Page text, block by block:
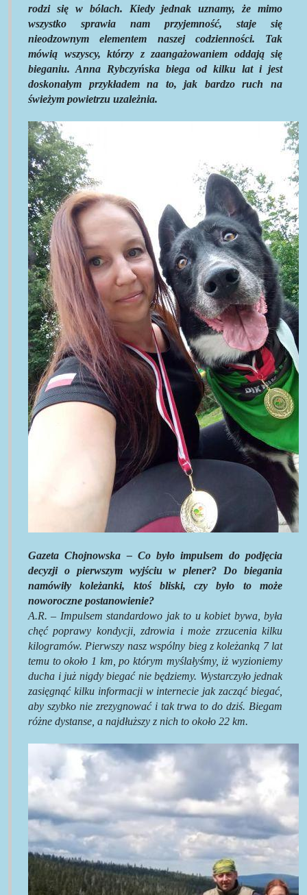
rodzi się w bólach. Kiedy jednak uznamy, że mimo
wszystko sprawia nam przyjemność, staje się
nieodzownym elementem naszej codzienności. Tak
mówią wszyscy, którzy z zaangażowaniem oddają się
bieganiu. Anna Rybczyńska biega od kilku lat i jest
doskonałym przykładem na to, jak bardzo ruch na
świeżym powietrzu uzależnia.
Gazeta Chojnowska – Co było impulsem do podjęcia
decyzji o pierwszym wyjściu w plener? Do biegania
namówiły koleżanki, ktoś bliski, czy było to może
noworoczne postanowienie?
A.R. – Impulsem standardowo jak to u kobiet bywa, była
chęć poprawy kondycji, zdrowia i może zrzucenia kilku
kilogramów. Pierwszy nasz wspólny bieg z koleżanką 7 lat
temu to około 1 km, po którym myślałyśmy, iż wyzioniemy
ducha i już nigdy biegać nie będziemy. Wystarczyło jednak
zasięgnąć kilku informacji w internecie jak zacząć biegać,
aby szybko nie zrezygnować i tak trwa to do dziś. Biegam
różne dystanse, a najdłuższy z nich to około 22 km.